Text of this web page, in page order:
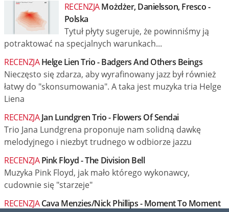
RECENZJAMożdżer, Danielsson, Fresco -
Polska
Tytuł płyty sugeruje, że powinniśmy ją
potraktować na specjalnych warunkach...
RECENZJAHelge Lien Trio - Badgers And Others Beings
Nieczęsto się zdarza, aby wyrafinowany jazz był również
łatwy do "skonsumowania". A taka jest muzyka tria Helge
Liena
RECENZJAJan Lundgren Trio - Flowers Of Sendai
Trio Jana Lundgrena proponuje nam solidną dawkę
melodyjnego i niezbyt trudnego w odbiorze jazzu
RECENZJAPink Floyd - The Division Bell
Muzyka Pink Floyd, jak mało którego wykonawcy,
cudownie się "starzeje"
RECENZJACava Menzies/Nick Phillips - Moment To Moment